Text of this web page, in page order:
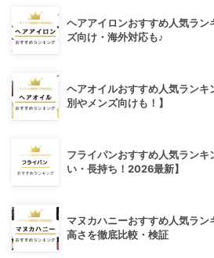
ヘアアイロンおすすめ人気ラ
ズ向け・海外対応も♪
ヘアオイルおすすめ人気ラン
別やメンズ向けも！】
フライパンおすすめ人気ラン
い・長持ち！2026最新】
マヌカハニーおすすめ人気ラ
高さを徹底比較・検証